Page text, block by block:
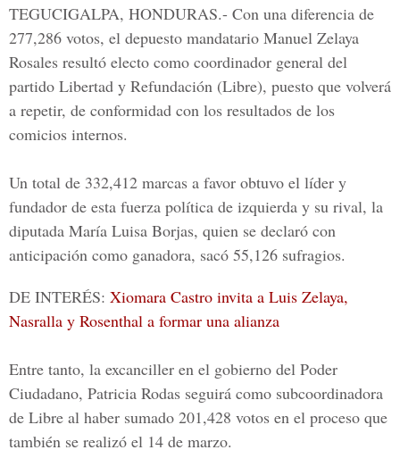
TEGUCIGALPA, HONDURAS.- Con una diferencia de
277,286 votos, el depuesto mandatario Manuel Zelaya
Rosales resultó electo como coordinador general del
partido Libertad y Refundación (Libre), puesto que volverá
a repetir, de conformidad con los resultados de los
comicios internos.
Un total de 332,412 marcas a favor obtuvo el líder y
fundador de esta fuerza política de izquierda y su rival, la
diputada María Luisa Borjas, quien se declaró con
anticipación como ganadora, sacó 55,126 sufragios.
DE INTERÉS: Xiomara Castro invita a Luis Zelaya,
Nasralla y Rosenthal a formar una alianza
Entre tanto, la excanciller en el gobierno del Poder
Ciudadano, Patricia Rodas seguirá como subcoordinadora
de Libre al haber sumado 201,428 votos en el proceso que
también se realizó el 14 de marzo.